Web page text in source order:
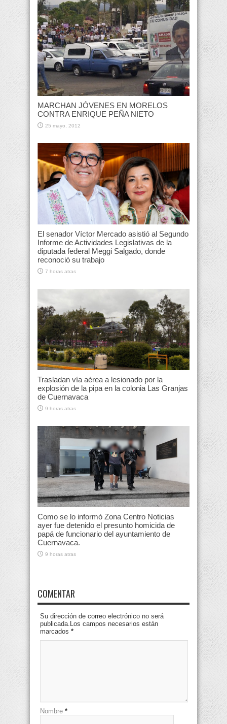
MARCHAN JÓVENES EN MORELOS
CONTRA ENRIQUE PEÑA NIETO
25 mayo, 2012
El senador Víctor Mercado asistió al Segundo
Informe de Actividades Legislativas de la
diputada federal Meggi Salgado, donde
reconoció su trabajo
7 horas atras
Trasladan vía aérea a lesionado por la
explosión de la pipa en la colonia Las Granjas
de Cuernavaca
9 horas atras
Como se lo informó Zona Centro Noticias
ayer fue detenido el presunto homicida de
papá de funcionario del ayuntamiento de
Cuernavaca.
9 horas atras
COMENTAR
Su dirección de correo electrónico no será
publicada.Los campos necesarios están
marcados *
Nombre *